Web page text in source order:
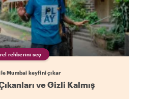
rehberini seç
Mumbai keyfini çıkar
ve Gizli Kalmış